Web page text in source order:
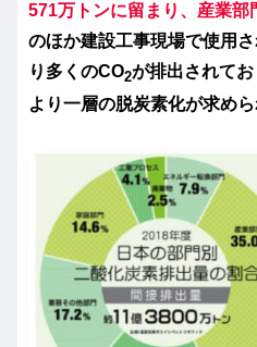
571万トンに留まり、産業部
のほか建設工事現場で使用
り多くのCO2が排出されて
より一層の脱炭素化が求めら